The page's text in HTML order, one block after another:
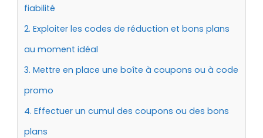
fiabilité
2. Exploiter les codes de réduction et bons plans
au moment idéal
3. Mettre en place une boîte à coupons ou à code
promo
4. Effectuer un cumul des coupons ou des bons
plans